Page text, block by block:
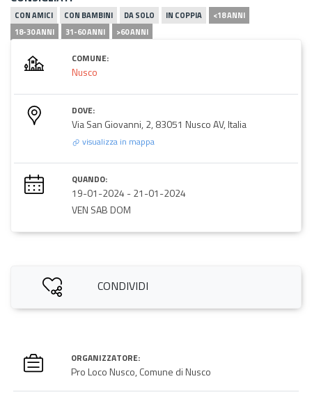
CON AMICI CON BAMBINI DA SOLO IN COPPIA
<18 ANNI
18-30 ANNI
31-60 ANNI >60 ANNI
COMUNE:
Nusco
DOVE:
Via San Giovanni, 2, 83051 Nusco AV, Italia
visualizza in mappa
QUANDO:
19-01-2024 -21-01-2024
VEN SAB DOM
CONDIVIDI
ORGANIZZATORE:
Pro Loco Nusco, Comune di Nusco